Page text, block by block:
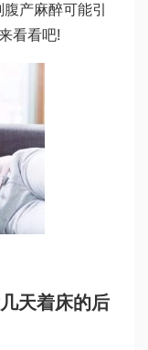
产麻醉可能引
看看吧!
天着床的后